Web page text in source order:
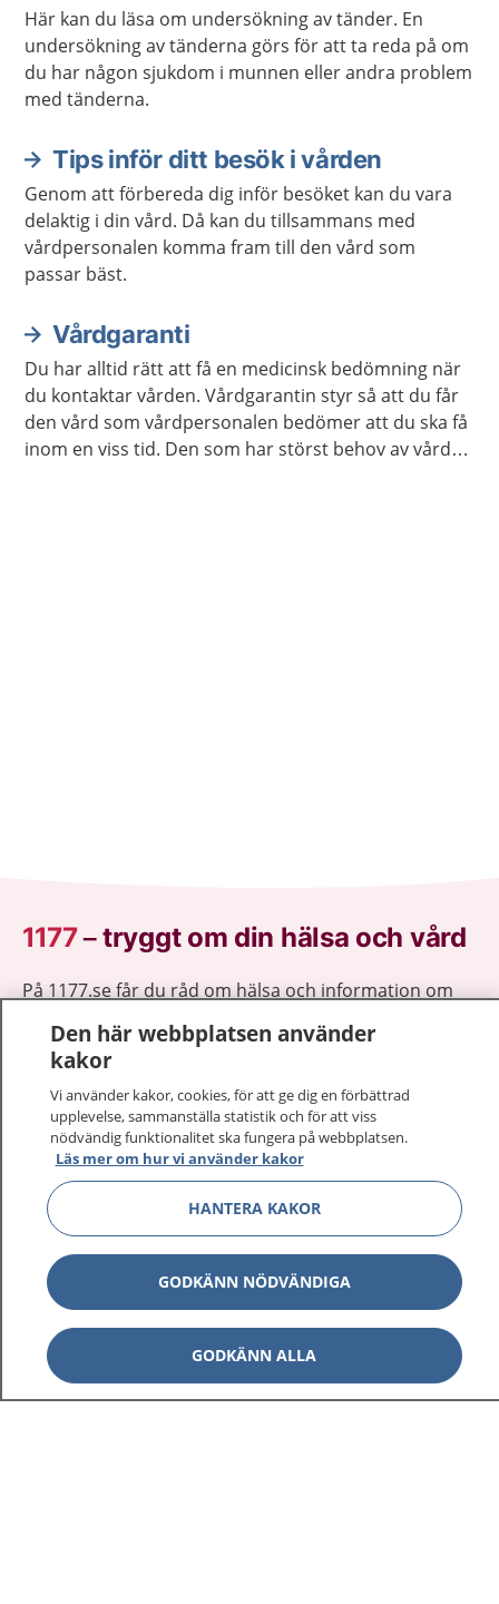
Här kan du läsa om undersökning av tänder. En
undersökning av tänderna görs för att ta reda på om
du har någon sjukdom i munnen eller andra problem
med tänderna.
Tips inför ditt besök i vården
Genom att förbereda dig inför besöket kan du vara
delaktig i din vård. Då kan du tillsammans med
vårdpersonalen komma fram till den vård som
passar bäst.
Vårdgaranti
Du har alltid rätt att få en medicinsk bedömning när
du kontaktar vården. Vårdgarantin styr så att du får
den vård som vårdpersonalen bedömer att du ska få
inom en viss tid. Den som har störst behov av vård
1177–tryggt om din hälsa och vård
På 1177.se får du råd om hälsa och information om
Logga in för att läsa din journal och göra dina
vårdärenden. Ring telefonnummer 1177 för
sjukvårdsrådgivning dygnet runt.
1177 ger dig råd när du vill må bättre.
1177 på flera språk Visa
Om 1177 Visa
Visa
Den här webbplatsen använder
kakor
Vi använder kakor, cookies, för att ge dig en förbättrad
upplevelse, sammanställa statistik och för att viss
nödvändig funktionalitet ska fungera på webbplatsen.
Läs mer om hur vi använder kakor
HANTERA KAKOR
GODKÄNN NÖDVÄNDIGA
GODKÄNN ALLA